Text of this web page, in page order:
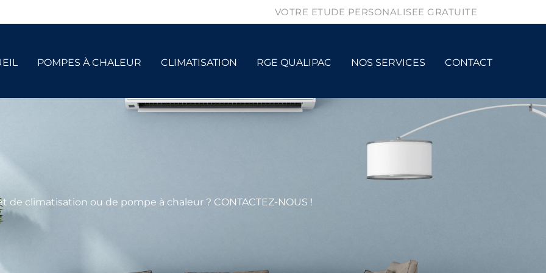
VOTRE ETUDE PERSONALISEE GRATUITE
POMPES À CHALEUR CLIMATISATION RGE QUALIPAC NOS SERVICES CONTACT
de climatisation ou de pompe à chaleur ? CONTACTEZ-NOUS !